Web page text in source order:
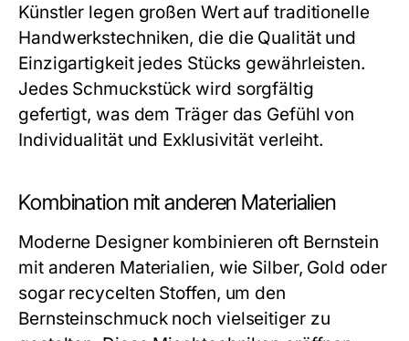
Künstler legen großen Wert auf traditionelle
Handwerkstechniken, die die Qualität und
Einzigartigkeit jedes Stücks gewährleisten.
Jedes Schmuckstück wird sorgfältig
gefertigt, was dem Träger das Gefühl von
Individualität und Exklusivität verleiht.
Kombination mit anderen Materialien
Moderne Designer kombinieren oft Bernstein
mit anderen Materialien, wie Silber, Gold oder
sogar recycelten Stoffen, um den
Bernsteinschmucknoch vielseitiger zu